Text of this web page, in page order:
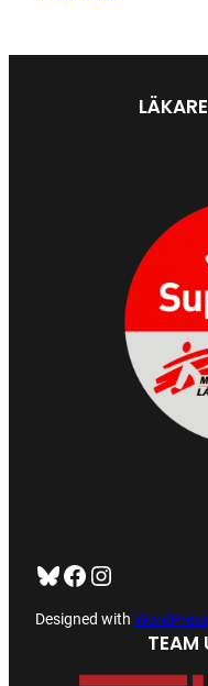
Bluesky Facebook https://www.instagram.com/tug_ck/
Designed with WordPress
TEAM